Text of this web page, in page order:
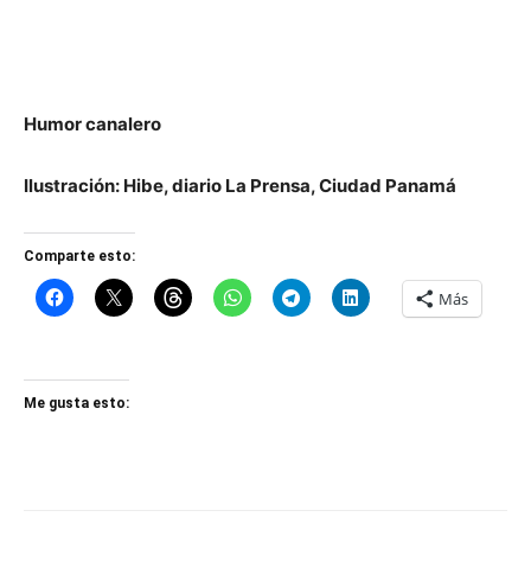
Humor canalero
Ilustración: Hibe, diario La Prensa, Ciudad Panamá
Comparte esto:
Más
Me gusta esto: